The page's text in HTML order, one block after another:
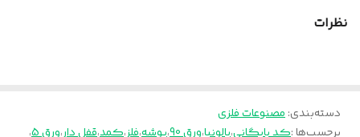
نظرات
دسته‌بندی:مصنوعات فلزی
برچسب‌ها :کد بایگانی،پالونیا،ورق 90 ،پوشه،فلز،کمد،قفل دار،ورق 5 ،